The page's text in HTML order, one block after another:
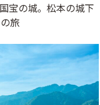
宝の城。松本の城下
旅